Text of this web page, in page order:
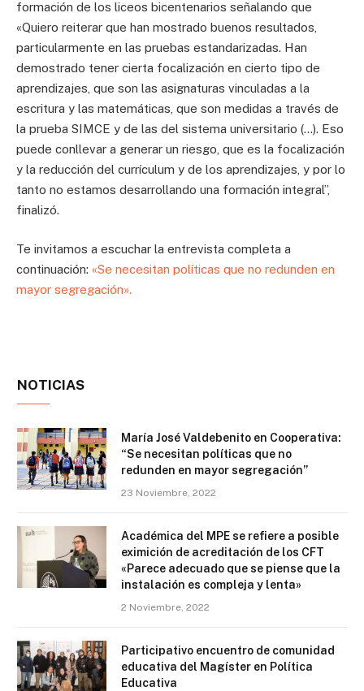
formación de los liceos bicentenarios señalando que
«Quiero reiterar que han mostrado buenos resultados,
particularmente en las pruebas estandarizadas. Han
demostrado tener cierta focalización en cierto tipo de
aprendizajes, que son las asignaturas vinculadas a la
escritura y las matemáticas, que son medidas a través de
la prueba SIMCE y de las del sistema universitario (…). Eso
puede conllevar a generar un riesgo, que es la focalización
y la reducción del currículum y de los aprendizajes, y por lo
tanto no estamos desarrollando una formación integral”,
finalizó.
Te invitamos a escuchar la entrevista completa a
continuación: «Se necesitan políticas que no redunden en
mayor segregación».
NOTICIAS
María José Valdebenito en Cooperativa:
“Se necesitan políticas que no
redunden en mayor segregación”
23 Noviembre, 2022
Académica del MPE se refiere a posible
eximición de acreditación de los CFT
«Parece adecuado que se piense que la
instalación es compleja y lenta»
2 Noviembre, 2022
Participativo encuentro de comunidad
educativa del Magíster en Política
Educativa